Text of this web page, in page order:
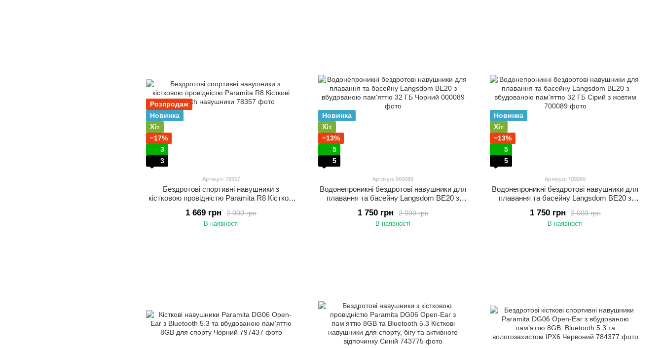
Розпродаж
Новинка
Хіт
−17%
3
3
Артикул: 78357
Бездротові спортивні навушники з
кістковою провідністю Paramita R8 Кісткові
2 000 грн
1 669 грн
В наявності
Новинка
Хіт
−13%
5
5
Артикул: 000089
Водонепроникні бездротові навушники для
плавання та басейну Langsdom BE20 з
2 000 грн
1 750 грн
В наявності
Новинка
Хіт
−13%
5
5
Артикул: 700089
Водонепроникні бездротові навушники для
плавання та басейну Langsdom BE20 з
2 000 грн
1 750 грн
В наявності